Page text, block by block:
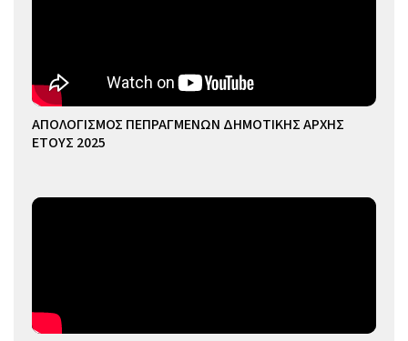
ΑΠΟΛΟΓΙΣΜΟΣ ΠΕΠΡΑΓΜΕΝΩΝ ΔΗΜΟΤΙΚΗΣ ΑΡΧΗΣ
ΕΤΟΥΣ 2025